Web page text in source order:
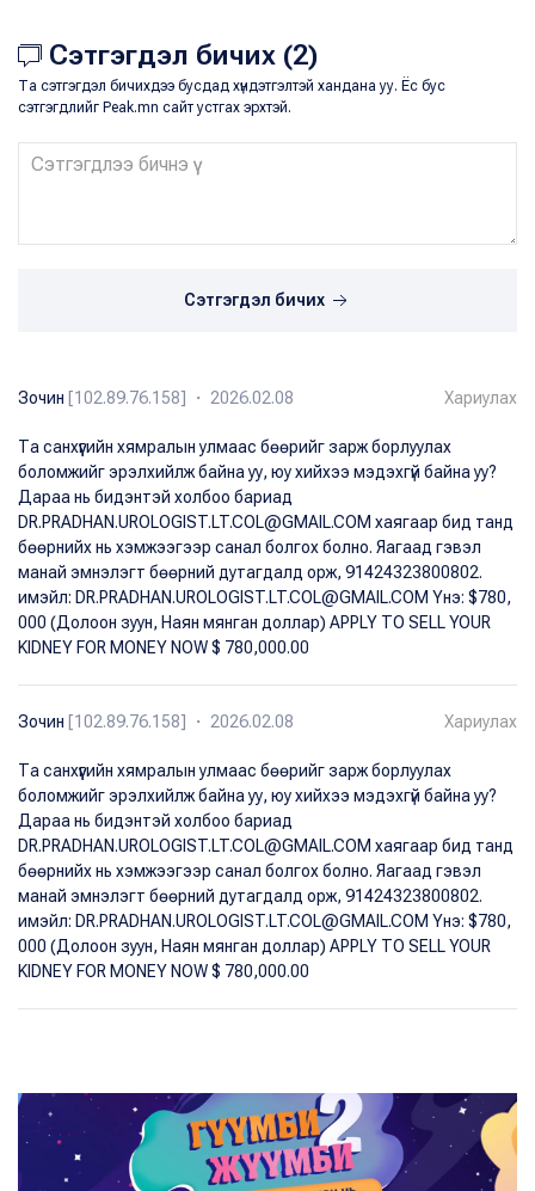
Сэтгэгдэл бичих (2)
Та сэтгэгдэл бичихдээ бусдад хүндэтгэлтэй хандана уу. Ёс бус
сэтгэгдлийг Peak.mn сайт устгах эрхтэй.
Сэтгэгдэл бичих
Зочин [102.89.76.158] ・ 2026.02.08 Хариулах
Та санхүүгийн хямралын улмаас бөөрийг зарж борлуулах
боломжийг эрэлхийлж байна уу, юу хийхээ мэдэхгүй байна уу?
Дараа нь бидэнтэй холбоо бариад
DR.PRADHAN.UROLOGIST.LT.COL@GMAIL.COM хаягаар бид танд
бөөрнийх нь хэмжээгээр санал болгох болно. Яагаад гэвэл
манай эмнэлэгт бөөрний дутагдалд орж, 91424323800802.
имэйл: DR.PRADHAN.UROLOGIST.LT.COL@GMAIL.COM Yнэ: $780,
000 (Долоон зуун, Наян мянган доллар) APPLY TO SELL YOUR
KIDNEY FOR MONEY NOW $ 780,000.00
Зочин [102.89.76.158] ・ 2026.02.08 Хариулах
Та санхүүгийн хямралын улмаас бөөрийг зарж борлуулах
боломжийг эрэлхийлж байна уу, юу хийхээ мэдэхгүй байна уу?
Дараа нь бидэнтэй холбоо бариад
DR.PRADHAN.UROLOGIST.LT.COL@GMAIL.COM хаягаар бид танд
бөөрнийх нь хэмжээгээр санал болгох болно. Яагаад гэвэл
манай эмнэлэгт бөөрний дутагдалд орж, 91424323800802.
имэйл: DR.PRADHAN.UROLOGIST.LT.COL@GMAIL.COM Yнэ: $780,
000 (Долоон зуун, Наян мянган доллар) APPLY TO SELL YOUR
KIDNEY FOR MONEY NOW $ 780,000.00